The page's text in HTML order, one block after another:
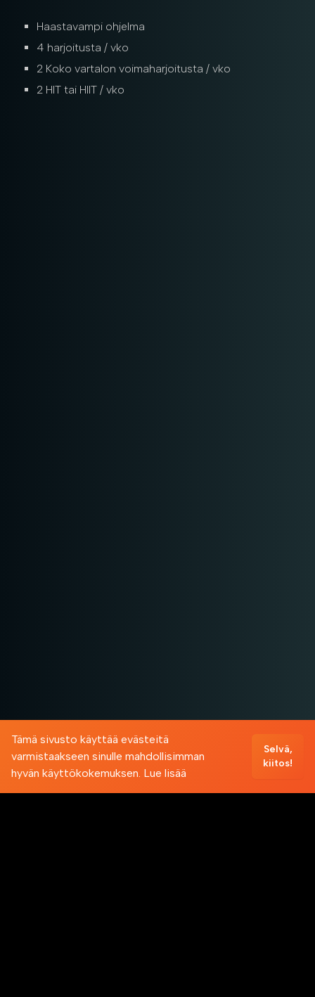
Haastavampi ohjelma
4 harjoitusta / vko
2 Koko vartalon voimaharjoitusta / vko
2 HIT tai HIIT / vko
Tämä sivusto käyttää evästeitä
varmistaakseen sinulle mahdollisimman
hyvän käyttökokemuksen. Lue lisää
Selvä,
kiitos!